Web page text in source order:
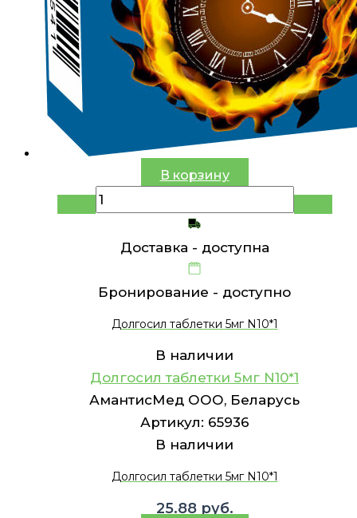
В корзину
Доставка - доступна
Бронирование - доступно
Долгосил таблетки 5мг N10*1
В наличии
Долгосил таблетки 5мг N10*1
АмантисМед ООО, Беларусь
Артикул: 65936
В наличии
Долгосил таблетки 5мг N10*1
25.88 руб.